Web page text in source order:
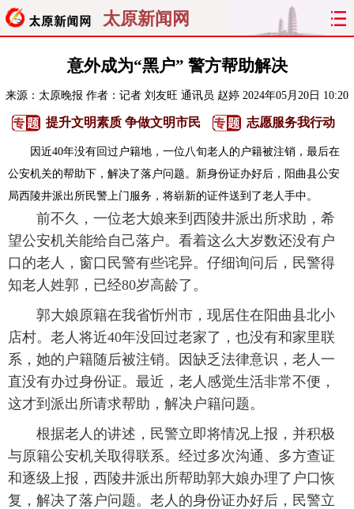
太原新闻网
聚焦 太原
经济 关注 文明 出行
旅游 理财 政务 教育
看天下 晋月读 最太原 网罗民生
太原日报 太原晚报 热评 社区
意外成为“黑户” 警方帮助解决
来源： 太原晚报 作者：记者 刘友旺 通讯员 赵婷 2024年05月20日 10:20
提升文明素质 争做文明市民 志愿服务我行动
因近40年没有回过户籍地，一位八旬老人的户籍被注销，最后在
公安机关的帮助下，解决了落户问题。新身份证办好后，阳曲县公安
局西陵井派出所民警上门服务，将崭新的证件送到了老人手中。
前不久，一位老大娘来到西陵井派出所求助，希
望公安机关能给自己落户。看着这么大岁数还没有户
口的老人，窗口民警有些诧异。仔细询问后，民警得
知老人姓郭，已经80岁高龄了。
郭大娘原籍在我省忻州市，现居住在阳曲县北小
店村。老人将近40年没回过老家了，也没有和家里联
系，她的户籍随后被注销。因缺乏法律意识，老人一
直没有办过身份证。最近，老人感觉生活非常不便，
这才到派出所请求帮助，解决户籍问题。
根据老人的讲述，民警立即将情况上报，并积极
与原籍公安机关取得联系。经过多次沟通、多方查证
和逐级上报，西陵井派出所帮助郭大娘办理了户口恢
复，解决了落户问题。老人的身份证办好后，民警立